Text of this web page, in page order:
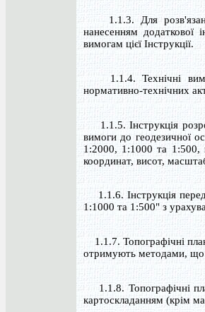
1.1.3. Для розв'язання
нанесенням додаткової
вимогам цієї Інструкції.
1.1.4. Технічні
нормативно-технічних
1.1.5. Інструкція
вимоги до геодезичної
1:2000, 1:1000 та 1:500,
координат, висот,
1.1.6. Інструкція
1:1000 та 1:500" з
1.1.7. Топографічні
отримують методами, що
1.1.8. Топографічні
картоскладанням (крім